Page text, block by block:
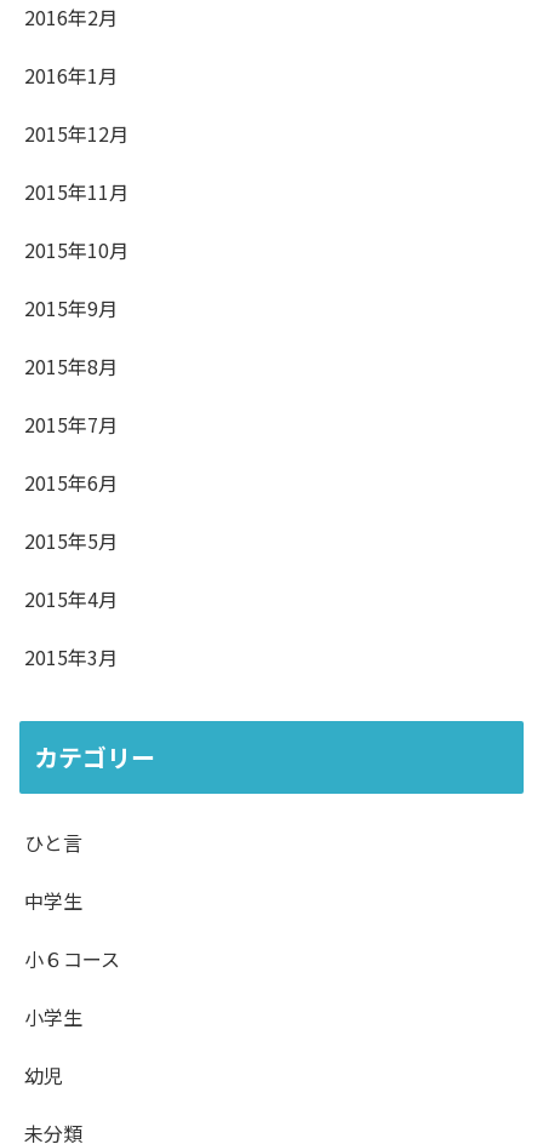
2016年2月
2016年1月
2015年12月
2015年11月
2015年10月
2015年9月
2015年8月
2015年7月
2015年6月
2015年5月
2015年4月
2015年3月
カテゴリー
ひと言
中学生
小６コース
小学生
幼児
未分類